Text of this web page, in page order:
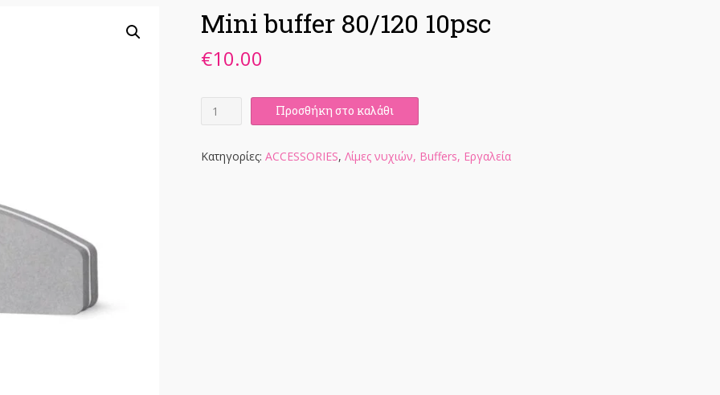
Mini buffer 80/120 10psc
€10.00
Mini
10psc
Προσθήκη στο καλάθι
Κατηγορίες: ACCESSORIES, Λίμες νυχιών, Buffers, Εργαλεία